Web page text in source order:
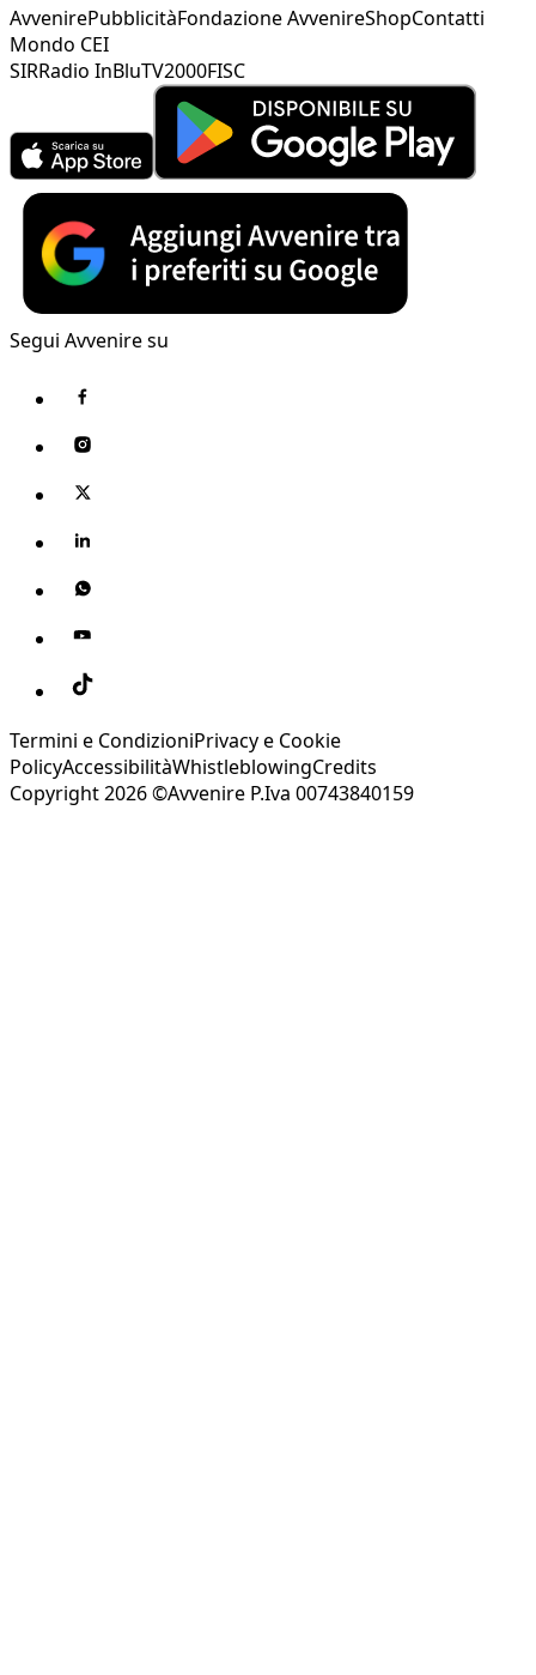
AvvenirePubblicitàFondazione AvvenireShopContatti
Mondo CEI
SIRRadio InBluTV2000FISC
Segui Avvenire su
Termini e CondizioniPrivacy e Cookie
PolicyAccessibilitàWhistleblowingCredits
Copyright 2026 ©Avvenire P.Iva 00743840159